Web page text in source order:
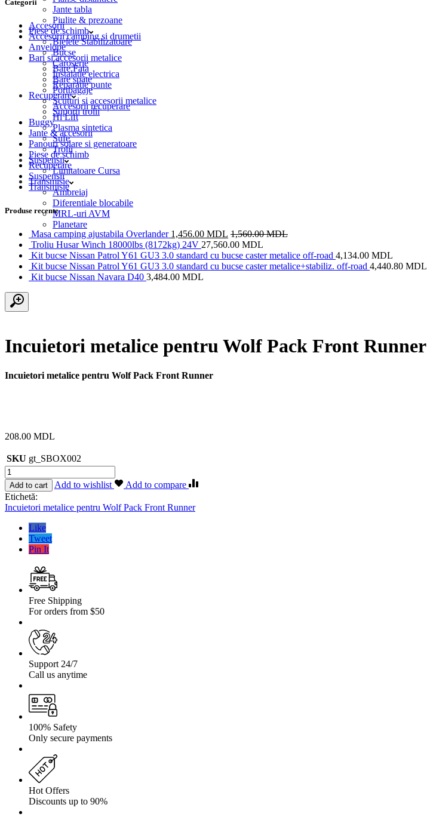
Jante tabla
Piulite & prezoane
Piese de schimb
Bielete Stabilizatoare
Bucse
Caroserie
Instalatie electrica
Reparatie punte
Recuperare
Accesorii recuperare
Hi Lift
Plasma sintetica
Sufe
Trolii
Suspensii
Limitatoare Cursa
Transmisie
Ambreiaj
Diferentiale blocabile
MRL-uri AVM
Planetare
Categorii
Accesorii
Accesorii camping si drumetii
Anvelope
Bari si accesorii metalice
Bare Fata
Bare spate
Portbagaje
Scuturi si accesorii metalice
Suporti trolii
Buggy
Jante & accesorii
Panouri solare si generatoare
Piese de schimb
Recuperare
Suspensii
Transmisie
Produse recente
Masa camping ajustabila Overlander 1,456.00 MDL 1,560.00MDL
Troliu Husar Winch 18000lbs (8172kg) 24V 27,560.00 MDL
Kit bucse Nissan Patrol Y61 GU3 3.0 standard cu bucse caster metalice off-road 4,134.00 MDL
Kit bucse Nissan Patrol Y61 GU3 3.0 standard cu bucse caster metalice+stabiliz. off-road 4,440.80 MDL
Kit bucse Nissan Navara D40 3,484.00 MDL
Incuietori metalice pentru Wolf Pack Front Runner
Incuietori metalice pentru Wolf Pack Front Runner
208.00 MDL
SKU gt_SBOX002
Cantitate
Incuietori
metalice
pentru
Wolf
Runner
Add to cart Add to wishlist
Add to compare
Etichetă:
Incuietori metalice pentru Wolf Pack Front Runner
Like
Tweet
Pin It
Free Shipping
For orders from $50
Support 24/7
Call us anytime
100% Safety
Only secure payments
Hot Offers
Discounts up to 90%